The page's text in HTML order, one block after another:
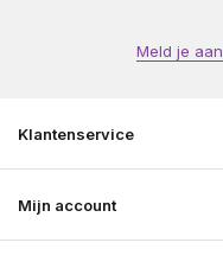
Meld je
Klantenservice
Mijn account